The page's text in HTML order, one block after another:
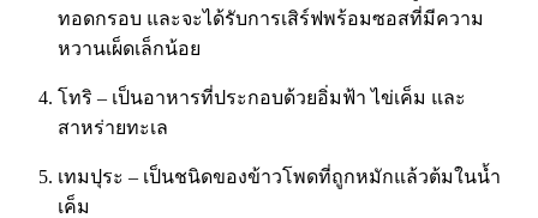
ทอดกรอบ และจะได้รับการเสิร์ฟพร้อมซอสที่มีความ
หวานเผ็ดเล็กน้อย
โทริ – เป็นอาหารที่ประกอบด้วยอิ่มฟ้า ไข่เค็ม และ
สาหร่ายทะเล
เทมปุระ – เป็นชนิดของข้าวโพดที่ถูกหมักแล้วต้มในน้ำ
เค็ม